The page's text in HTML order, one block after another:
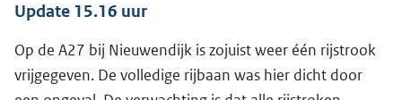
Update 15.16 uur
Op de A27 bij Nieuwendijk is zojuist weer één rijstrook
vrijgegeven. De volledige rijbaan was hier dicht door